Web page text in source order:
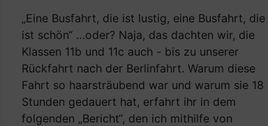
„Eine Busfahrt, die ist lustig, eine Busfahrt, die
ist schön“ …oder? Naja, das dachten wir, die
Klassen 11b und 11c auch - bis zu unserer
Rückfahrt nach der Berlinfahrt. Warum diese
Fahrt so haarsträubend war und warum sie 18
Stunden gedauert hat, erfahrt ihr in dem
folgenden „Bericht“, den ich mithilfe von